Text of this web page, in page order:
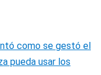
como se gestó el
pueda usar los